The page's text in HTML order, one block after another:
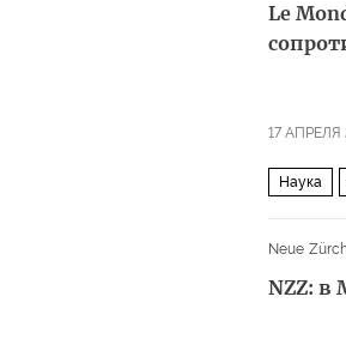
Le
17 АПРЕЛЯ
Наука
Neue
NZZ: в